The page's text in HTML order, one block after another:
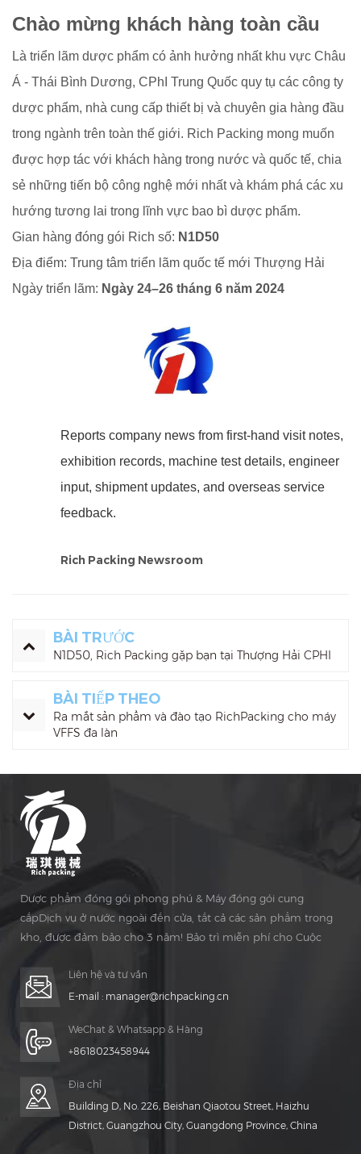
Chào mừng khách hàng toàn cầu
Là triển lãm dược phẩm có ảnh hưởng nhất khu vực Châu
Á - Thái Bình Dương, CPhI Trung Quốc quy tụ các công ty
dược phẩm, nhà cung cấp thiết bị và chuyên gia hàng đầu
trong ngành trên toàn thế giới. Rich Packing mong muốn
được hợp tác với khách hàng trong nước và quốc tế, chia
sẻ những tiến bộ công nghệ mới nhất và khám phá các xu
hướng tương lai trong lĩnh vực bao bì dược phẩm.
Gian hàng đóng gói Rich số: N1D50
Địa điểm: Trung tâm triển lãm quốc tế mới Thượng Hải
Ngày triển lãm: Ngày 24–26 tháng 6 năm 2024
Reports company news from first-hand visit notes,
exhibition records, machine test details, engineer
input, shipment updates, and overseas service
feedback.
Rich Packing Newsroom
BÀI TRƯỚC
N1D50, Rich Packing gặp bạn tại Thượng Hải CPHI
BÀI TIẾP THEO
Ra mắt sản phẩm và đào tạo RichPacking cho máy
VFFS đa làn
Dược phẩm đóng gói phong phú & Máy đóng gói cung
cấpDịch vụ ở nước ngoài đến cửa, tất cả các sản phẩm trong
kho, được đảm bảo cho 3 năm! Bảo trì miễn phí cho Cuộc
Liên hệ và tư vấn
E-mail : manager@richpacking.cn
WeChat & Whatsapp & Hàng
+8618023458944
Địa chỉ
Building D, No. 226, Beishan Qiaotou Street, Haizhu
District, Guangzhou City, Guangdong Province, China